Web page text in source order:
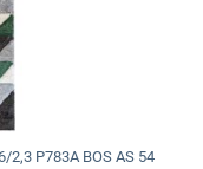
2,3 P783A BOS AS 54